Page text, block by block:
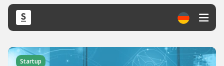
Startup